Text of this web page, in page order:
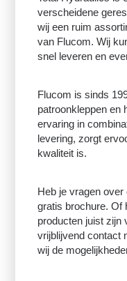
verscheidene
wij een ruim
van Flucom. Wij
snel leveren en
Flucom is sinds
patroonkleppen en
ervaring in
levering, zorgt
kwaliteit is.
Heb je vragen
gratis brochure. Of
producten juist zijn
vrijblijvend contact
wij de